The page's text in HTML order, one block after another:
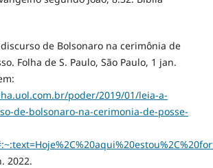
de Bolsonaro na cerimônia de
Folha de S. Paulo, São Paulo, 1 jan.
poder/2019/01/leia-a-
de-bolsonaro-na-cerimonia-de-posse-
2022.